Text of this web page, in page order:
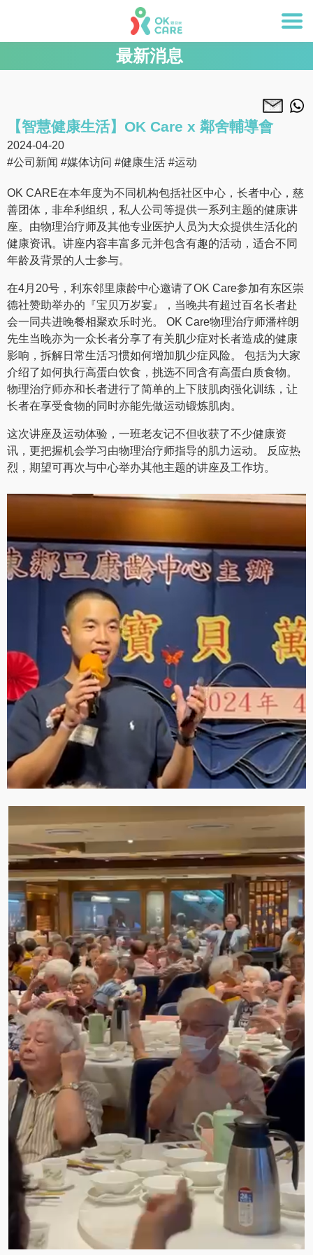
最新消息
【智慧健康生活】OK Care x 鄰舍輔導會
2024-04-20
#公司新闻 #媒体访问 #健康生活 #运动
OK CARE在本年度为不同机构包括社区中心，长者中心，慈
善团体，非牟利组织，私人公司等提供一系列主题的健康讲
座。由物理治疗师及其他专业医护人员为大众提供生活化的
健康资讯。讲座内容丰富多元并包含有趣的活动，适合不同
年龄及背景的人士参与。
在4月20号，利东邻里康龄中心邀请了OK Care参加有东区崇
德社赞助举办的『宝贝万岁宴』，当晚共有超过百名长者赴
会一同共进晚餐相聚欢乐时光。 OK Care物理治疗师潘梓朗
先生当晚亦为一众长者分享了有关肌少症对长者造成的健康
影响，拆解日常生活习惯如何增加肌少症风险。 包括为大家
介绍了如何执行高蛋白饮食，挑选不同含有高蛋白质食物。
物理治疗师亦和长者进行了简单的上下肢肌肉强化训练，让
长者在享受食物的同时亦能先做运动锻炼肌肉。
这次讲座及运动体验，一班老友记不但收获了不少健康资
讯，更把握机会学习由物理治疗师指导的肌力运动。 反应热
烈，期望可再次与中心举办其他主题的讲座及工作坊。